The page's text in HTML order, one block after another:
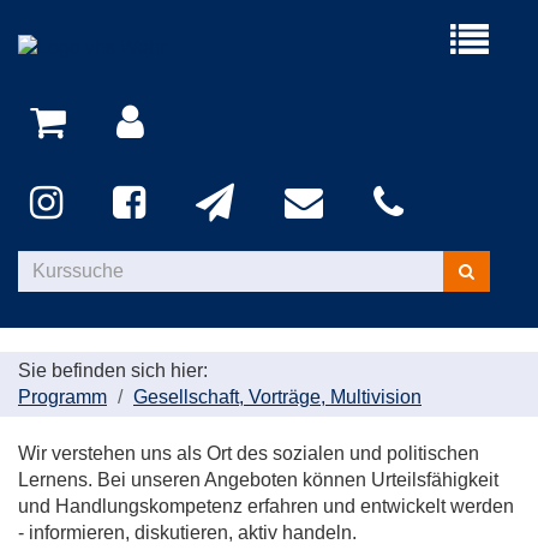
Menü
Kurse
suchen
Sie befinden sich hier:
Programm
Gesellschaft, Vorträge, Multivision
Wir verstehen uns als Ort des sozialen und politischen
Lernens. Bei unseren Angeboten können Urteilsfähigkeit
und Handlungskompetenz erfahren und entwickelt werden
- informieren, diskutieren, aktiv handeln.